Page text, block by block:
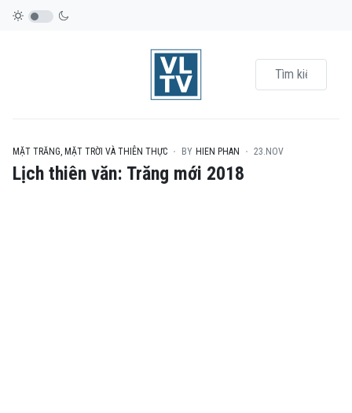
MẶT TRĂNG, MẶT TRỜI VÀ THIÊN THỰC BY HIEN PHAN 23.NOV
Lịch thiên văn: Trăng mới 2018